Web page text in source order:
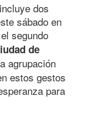
dos
sábado en
segundo
de
agrupación
estos gestos
para